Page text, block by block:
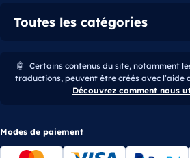
Toutes les catégories
🤖 Certains contenus du site, notamment
traductions, peuvent être créés avec l’aide
Découvrez comment nous
Modes de paiement